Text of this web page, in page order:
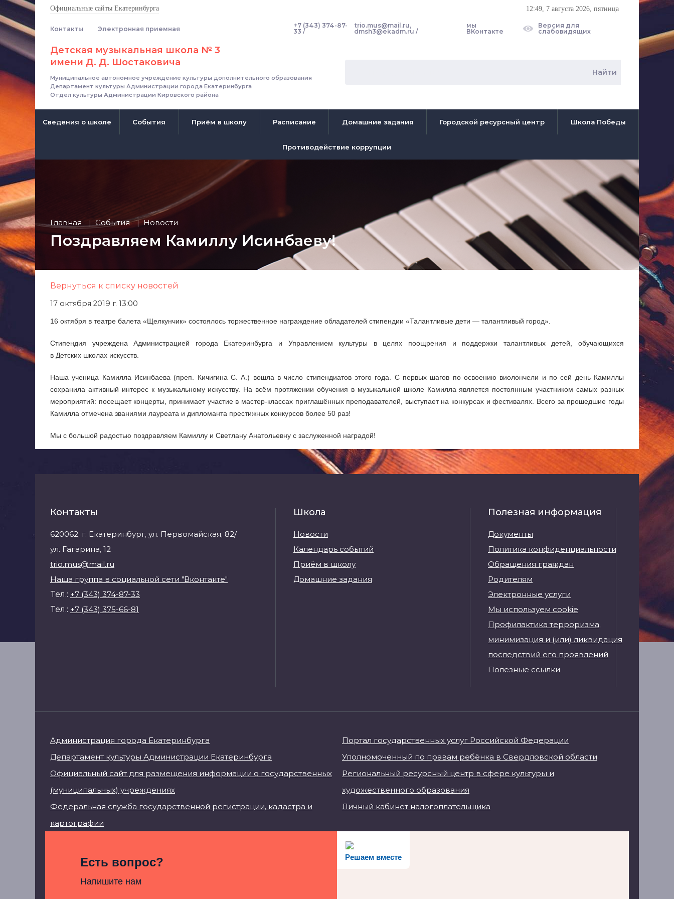
Официальные сайты Екатеринбурга 12:49, 7 августа 2026, пятница
Контакты Электронная приемная
+7 (343) 374-87-
33
trio.mus@mail.ru,
dmsh3@ekadm.ru
мы
ВКонтакте
Версия для
слабовидящих
Детская музыкальная школа № 3
имени Д. Д. Шостаковича
Муниципальное автономное учреждение культуры дополнительного образования
Департамент культуры Администрации города Екатеринбурга
Отдел культуры Администрации Кировского района
Сведения о школе События Приём в школу Расписание Домашние задания Городской ресурсный центр Школа Победы
Противодействие коррупции
Главная События Новости
Поздравляем Камиллу Исинбаеву!
Вернуться к списку новостей
17 октября 2019 г. 13:00
16 октября в театре балета «Щелкунчик» состоялось торжественное награждение обладателей стипендии «Талантливые дети — талантливый город».
Стипендия учреждена Администрацией города Екатеринбурга и Управлением культуры в целях поощрения и поддержки талантливых детей, обучающихся
в Детских школах искусств.
Наша ученица Камилла Исинбаева (преп. Кичигина С. А.) вошла в число стипендиатов этого года. С первых шагов по освоению виолончели и по сей день Камиллы
сохранила активный интерес к музыкальному искусству. На всём протяжении обучения в музыкальной школе Камилла является постоянным участником самых разных
мероприятий: посещает концерты, принимает участие в мастер-классах приглашённых преподавателей, выступает на конкурсах и фестивалях. Всего за прошедшие годы
Камилла отмечена званиями лауреата и дипломанта престижных конкурсов более 50 раз!
Мы с большой радостью поздравляем Камиллу и Светлану Анатольевну с заслуженной наградой!
Контакты
620062, г. Екатеринбург, ул. Первомайская, 82/
ул. Гагарина, 12
trio.mus@mail.ru
Наша группа в социальной сети "Вконтакте"
Тел.: +7 (343) 374-87-33
Тел.: +7 (343) 375-66-81
Школа
Новости
Календарь событий
Приём в школу
Домашние задания
Полезная информация
Документы
Политика конфиденциальности
Обращения граждан
Родителям
Электронные услуги
Мы используем cookie
Профилактика терроризма,
минимизация и (или) ликвидация
последствий его проявлений
Полезные ссылки
Администрация города Екатеринбурга
Департамент культуры Администрации Екатеринбурга
Официальный сайт для размещения информации о государственных
(муниципальных) учреждениях
Федеральная служба государственной регистрации, кадастра и
картографии
Портал государственных услуг Российской Федерации
Уполномоченный по правам ребёнка в Свердловской области
Региональный ресурсный центр в сфере культуры и
художественного образования
Личный кабинет налогоплательщика
Решаем вместе
Есть вопрос?
Напишите нам